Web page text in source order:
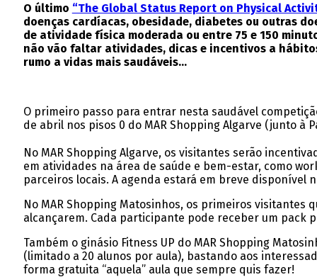
O último “The Global Status Report on Physical
doenças cardíacas, obesidade, diabetes ou outras
de atividade física moderada ou entre 75 e 150
não vão faltar atividades, dicas e incentivos a
rumo a vidas mais saudáveis…
O primeiro passo para entrar nesta saudável
de abril nos pisos 0 do MAR Shopping Algarve (junto à
No MAR Shopping Algarve, os visitantes serão
em atividades na área de saúde e bem-estar, como
parceiros locais. A agenda estará em breve disponível
No MAR Shopping Matosinhos, os primeiros
alcançarem. Cada participante pode receber um pack
Também o ginásio Fitness UP do MAR Shopping
(limitado a 20 alunos por aula), bastando aos
forma gratuita “aquela” aula que sempre quis fazer!